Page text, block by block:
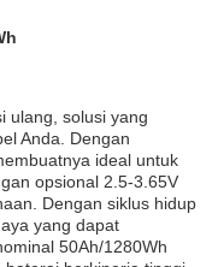
ulang, solusi yang
Anda. Dengan
ideal untuk
opsional 2.5-3.65V
Dengan siklus hidup
yang dapat
50Ah/1280Wh